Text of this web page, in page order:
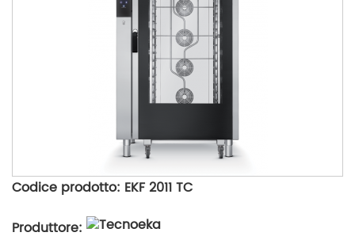
Codice prodotto: EKF 2011 TC
Produttore: